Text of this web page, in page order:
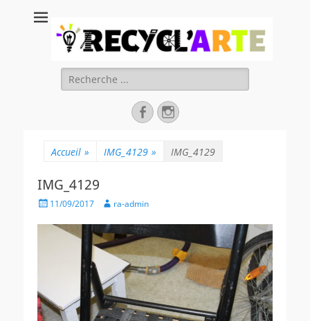
Recycl'Arte, faire
soi-même et
réduire les
déchets
Rechercher :
FacebookInstagram
Accueil » IMG_4129 » IMG_4129
IMG_4129
Posted11/09/2017 Authorra-admin